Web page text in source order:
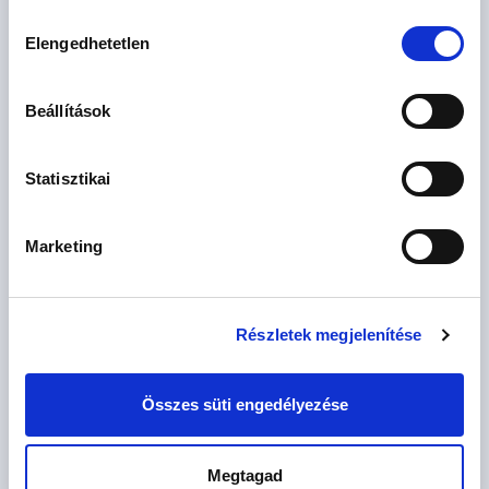
kiválasztása
Elengedhetetlen
Beállítások
Statisztikai
Marketing
Részletek megjelenítése
Összes süti engedélyezése
Megtagad
135.53 M
134.85 M
3 szoba